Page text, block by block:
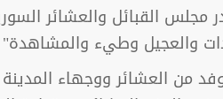
مجلس القبائل والعشائر
والعجيل وطيء
من العشائر ووجهاء المدينة